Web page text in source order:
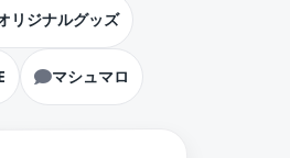
リジナルグッズ
マシュマロ